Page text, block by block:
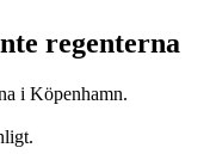
regenterna
i Köpenhamn.